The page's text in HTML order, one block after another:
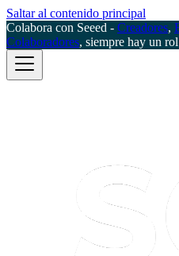
Saltar al contenido principal
Colabora con Seeed - Creadores,
Colaboradores, siempre hay un